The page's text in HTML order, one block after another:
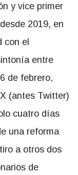
y vice primer
2019, en
con el
entre
de febrero,
(antes Twitter)
cuatro días
una reforma
a otros dos
de